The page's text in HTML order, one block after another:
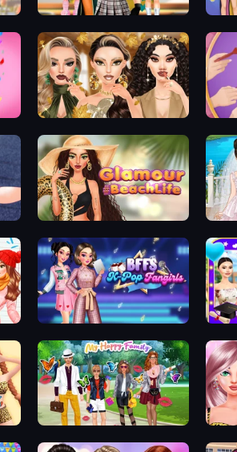
Back To School: Uniforms Edition
Autumn Glam Gala
Glamour Beach Life
BFFs K-Pop Fangirls
Superstar Family Dress Up New